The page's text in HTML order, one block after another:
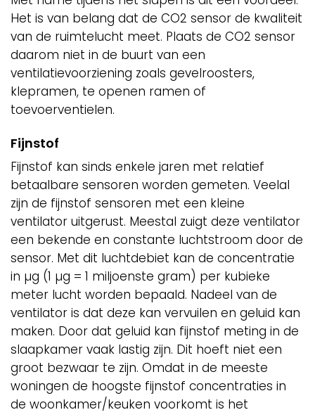
Het is van belang dat de CO2 sensor de kwaliteit
van de ruimtelucht meet. Plaats de CO2 sensor
daarom niet in de buurt van een
ventilatievoorziening zoals gevelroosters,
klepramen, te openen ramen of
toevoerventielen.
Fijnstof
Fijnstof kan sinds enkele jaren met relatief
betaalbare sensoren worden gemeten. Veelal
zijn de fijnstof sensoren met een kleine
ventilator uitgerust. Meestal zuigt deze ventilator
een bekende en constante luchtstroom door de
sensor. Met dit luchtdebiet kan de concentratie
in µg (1 µg = 1 miljoenste gram) per kubieke
meter lucht worden bepaald. Nadeel van de
ventilator is dat deze kan vervuilen en geluid kan
maken. Door dat geluid kan fijnstof meting in de
slaapkamer vaak lastig zijn. Dit hoeft niet een
groot bezwaar te zijn. Omdat in de meeste
woningen de hoogste fijnstof concentraties in
de woonkamer/keuken voorkomt is het